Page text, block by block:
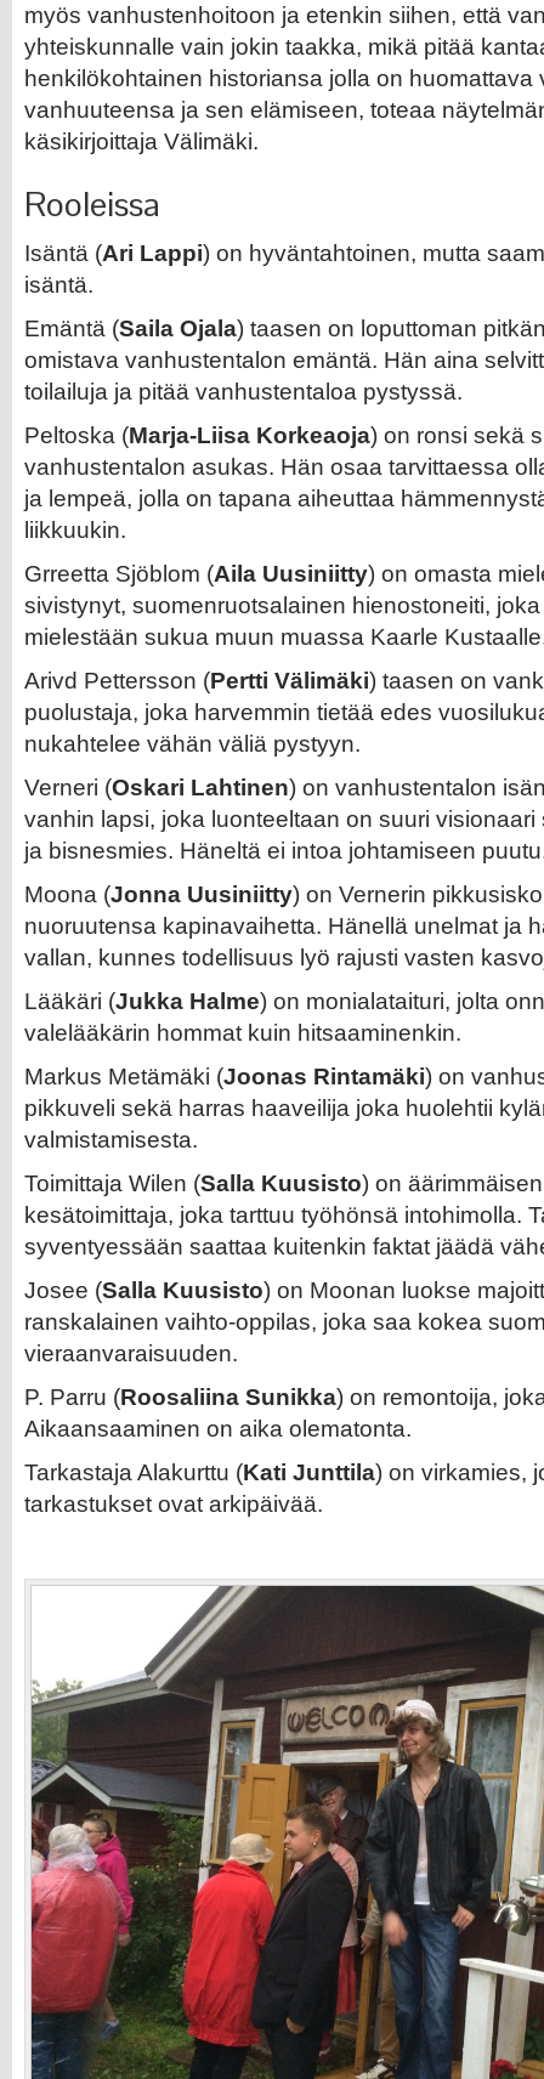
myös vanhustenhoitoon ja etenkin siihen, että
yhteiskunnalle vain jokin taakka, mikä pitää
henkilökohtainen historiansa jolla on huomattava
vanhuuteensa ja sen elämiseen, toteaa
käsikirjoittaja Välimäki.
Rooleissa
Isäntä (Ari Lappi) on hyväntahtoinen, mutta
isäntä.
Emäntä (Saila Ojala) taasen on loputtoman
omistava vanhustentalon emäntä. Hän aina
toilailuja ja pitää vanhustentaloa pystyssä.
Peltoska (Marja-Liisa Korkeaoja) on ronsi sekä
vanhustentalon asukas. Hän osaa tarvittaessa
ja lempeä, jolla on tapana aiheuttaa
liikkuukin.
Grreetta Sjöblom (Aila Uusiniitty) on omasta
sivistynyt, suomenruotsalainen hienostoneiti,
mielestään sukua muun muassa Kaarle
Arivd Pettersson (Pertti Välimäki) taasen on
puolustaja, joka harvemmin tietää edes
nukahtelee vähän väliä pystyyn.
Verneri (Oskari Lahtinen) on vanhustentalon
vanhin lapsi, joka luonteeltaan on suuri
ja bisnesmies. Häneltä ei intoa johtamiseen
Moona (Jonna Uusiniitty) on Vernerin
nuoruutensa kapinavaihetta. Hänellä unelmat ja
vallan, kunnes todellisuus lyö rajusti vasten
Lääkäri (Jukka Halme) on monialataituri, jolta
valelääkärin hommat kuin hitsaaminenkin.
Markus Metämäki (Joonas Rintamäki) on
pikkuveli sekä harras haaveilija joka huolehtii
valmistamisesta.
Toimittaja Wilen (Salla Kuusisto) on
kesätoimittaja, joka tarttuu työhönsä intohimolla.
syventyessään saattaa kuitenkin faktat jäädä
Josee (Salla Kuusisto) on Moonan luokse
ranskalainen vaihto-oppilas, joka saa kokea
vieraanvaraisuuden.
P. Parru (Roosaliina Sunikka) on remontoija,
Aikaansaaminen on aika olematonta.
Tarkastaja Alakurttu (Kati Junttila) on virkamies,
tarkastukset ovat arkipäivää.